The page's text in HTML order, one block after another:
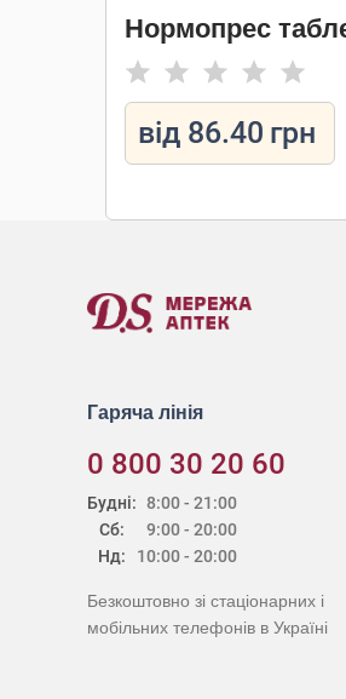
Нормопрес
від 86.40 грн
Гаряча лінія
0 800 30 20 60
Будні:
Сб:
Нд:
8:00 - 21:00
9:00 - 20:00
10:00 - 20:00
Безкоштовно зі стаціонарних і
мобільних телефонів в Україні